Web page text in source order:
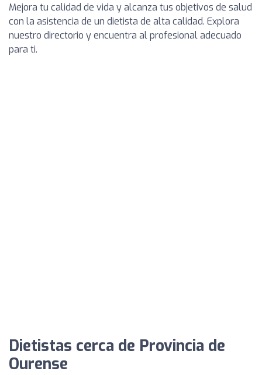
Mejora tu calidad de vida y alcanza tus objetivos de salud
con la asistencia de un dietista de alta calidad. Explora
nuestro directorio y encuentra al profesional adecuado
para ti.
Dietistas cerca de Provincia de
Ourense